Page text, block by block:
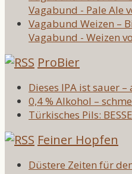
Vagabund - Pale Ale
Vagabund Weizen –
Vagabund - Weizen
ProBier
Dieses IPA ist sauer
0,4 % Alkohol –
Türkisches Pils:
Feiner Hopfen
Düstere Zeiten für